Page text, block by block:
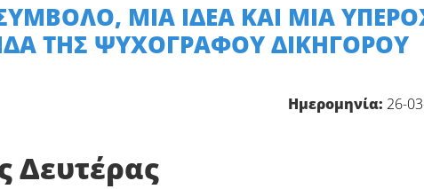
ΜΙΑ ΙΔΕΑ ΚΑΙ ΜΙΑ
ΤΗΣ ΨΥΧΟΓΡΑΦΟΥ ΔΙΚΗΓΟΡΟΥ
Ημερομηνία: 26-
Δευτέρας